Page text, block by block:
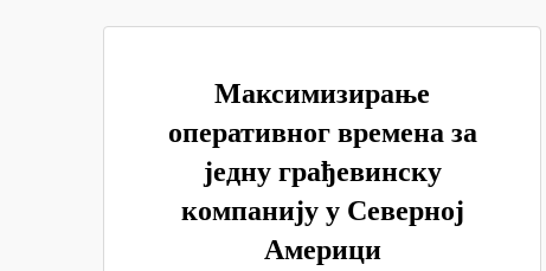
Максимизирање
оперативног времена за
једну грађевинску
компанију у Северној
Америци